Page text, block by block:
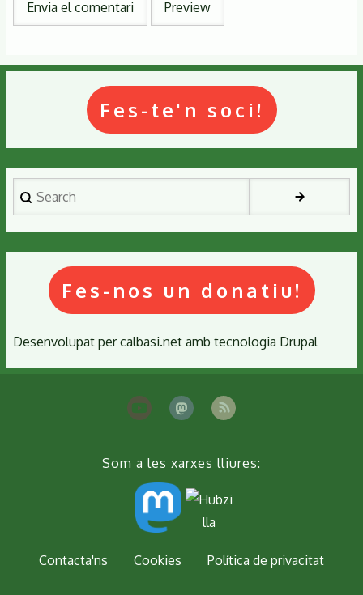
Fes-te'n soci!
Search
Fes-nos un donatiu!
Desenvolupat percalbasi.net amb tecnologia Drupal
Som a les xarxes lliures:
Contacta'ns Cookies Política de privacitat